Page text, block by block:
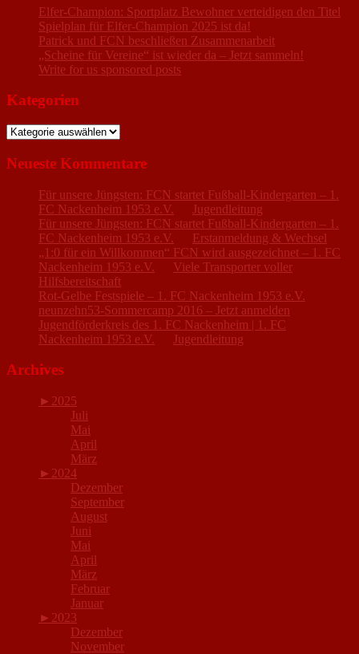
Elfer-Champion: Sportplatz Bewohner verteidigen den Titel
Spielplan für Elfer-Champion 2025 ist da!
Patrick und FCN beschließen Zusammenarbeit
„Scheine für Vereine“ ist wieder da – Jetzt sammeln!
Write for us sponsored posts
Kategorien
Kategorien
Neueste Kommentare
Für unsere Jüngsten: FCN startet Fußball-Kindergarten – 1.
FC Nackenheim 1953 e.V.
Jugendleitung
Für unsere Jüngsten: FCN startet Fußball-Kindergarten – 1.
FC Nackenheim 1953 e.V.
Erstanmeldung & Wechsel
„1:0 für ein Willkommen“ FCN wird ausgezeichnet – 1. FC
Nackenheim 1953 e.V.
Viele Transporter voller
Hilfsbereitschaft
Rot-Gelbe Festspiele – 1. FC Nackenheim 1953 e.V.
neunzehn53-Sommercamp 2016 – Jetzt anmelden
Jugendförderkreis des 1. FC Nackenheim | 1. FC
Nackenheim 1953 e.V.
Jugendleitung
Archives
► 2025
Juli
Mai
April
März
► 2024
Dezember
September
August
Juni
Mai
April
März
Februar
Januar
► 2023
Dezember
November